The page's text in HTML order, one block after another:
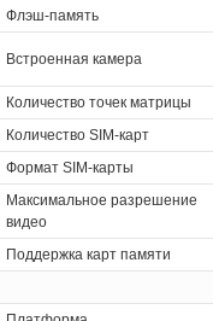
Флэш-память
Встроенная камера
Количество точек матрицы
Количество SIM-карт
Формат SIM-карты
Максимальное разрешение
видео
Поддержка карт памяти